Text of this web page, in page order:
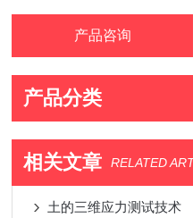
5. 干湿循环过程全自动，
产品咨询
产品分类
相关文章 RELATED
土的三维应力测试技术